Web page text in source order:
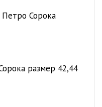
Сорока
размер 42,44